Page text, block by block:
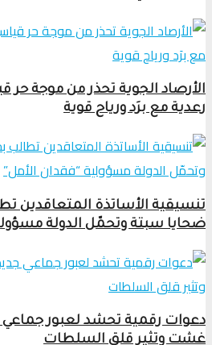
رعدية مع برَد ورياح قوية
تنسيقية الأساتذة المتعاقدين
ضحايا سبتة وتحمّل الدولة
غشت وتثير قلق السلطات